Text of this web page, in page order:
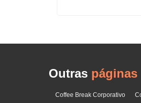
Outras páginas
Coffee Break Corporativo